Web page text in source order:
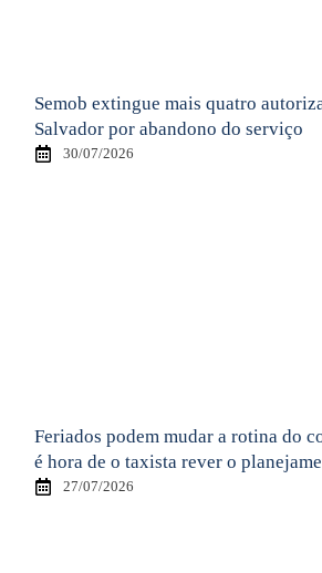
Semob extingue mais quatro
Salvador por abandono do serviço
30/07/2026
Feriados podem mudar a rotina do
é hora de o taxista rever o
27/07/2026